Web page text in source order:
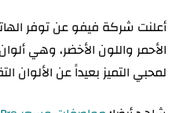
أعلنت شركة فيفو عن توفر
الأحمر واللون الأخضر، وهي
لمحبي التميز بعيداً عن الألوان